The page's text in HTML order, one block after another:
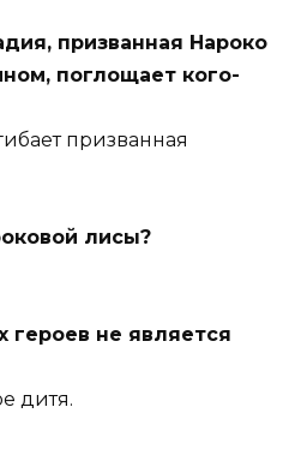
призванная Нароко
поглощает кого-
призванная
лисы?
героев не является
дитя.